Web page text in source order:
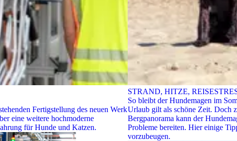
Fertigstellung des neuen Werk
eine weitere hochmoderne
für Hunde und Katzen.
STRAND, HITZE,
So bleibt der Hundemagen im
Urlaub gilt als schöne Zeit. Doch
Bergpanorama kann der
Probleme bereiten. Hier einige
vorzubeugen.